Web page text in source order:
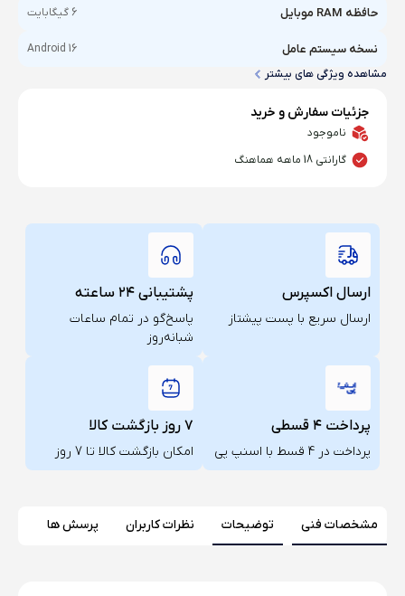
حافظه RAM موبایل 6 گیگابایت
نسخه سیستم عامل
Android 16
مشاهده ویژگی های بیشتر
جزئیات سفارش و خرید
ناموجود
گارانتی 18 ماهه هماهنگ
ارسال اکسپرس
ارسال سریع با پست پیشتاز
پشتیبانی ۲۴ ساعته
پاسخ‌گو در تمام ساعات
شبانه‌روز
پرداخت ۴ قسطی
پرداخت در 4 قسط با اسنپ پی
۷ روز بازگشت کالا
امکان بازگشت کالا تا 7 روز
مشخصات فنی توضیحات نظرات کاربران پرسش ها